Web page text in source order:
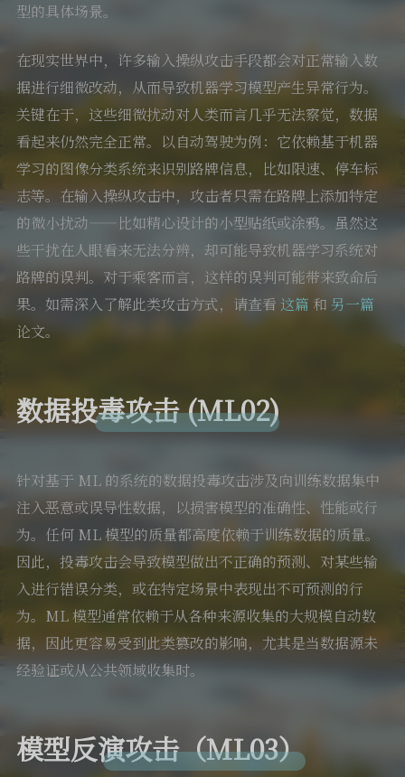
型的具体场景。
在现实世界中，许多输入操纵攻击手段都会对正常输入数
据进行细微改动，从而导致机器学习模型产生异常行为。
关键在于，这些细微扰动对人类而言几乎无法察觉，数据
看起来仍然完全正常。以自动驾驶为例：它依赖基于机器
学习的图像分类系统来识别路牌信息，比如限速、停车标
志等。在输入操纵攻击中，攻击者只需在路牌上添加特定
的微小扰动——比如精心设计的小型贴纸或涂鸦。虽然这
些干扰在人眼看来无法分辨，却可能导致机器学习系统对
路牌的误判。对于乘客而言，这样的误判可能带来致命后
果。如需深入了解此类攻击方式，请查看 这篇 和 另一篇
论文。
数据投毒攻击 (ML02)
针对基于 ML 的系统的数据投毒攻击涉及向训练数据集中
注入恶意或误导性数据，以损害模型的准确性、性能或行
为。任何 ML 模型的质量都高度依赖于训练数据的质量。
因此，投毒攻击会导致模型做出不正确的预测、对某些输
入进行错误分类，或在特定场景中表现出不可预测的行
为。ML 模型通常依赖于从各种来源收集的大规模自动数
据，因此更容易受到此类篡改的影响，尤其是当数据源未
经验证或从公共领域收集时。
模型反演攻击（ML03）